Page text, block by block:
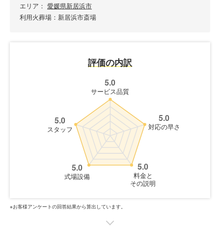
エリア： 愛媛県新居浜市
利用火葬場：新居浜市斎場
評価の内訳
5.0
サービス品質
5.0
対応の早さ
5.0
料金と
その説明
5.0
式場設備
5.0
スタッフ
※お客様アンケートの回答結果から算出しています。